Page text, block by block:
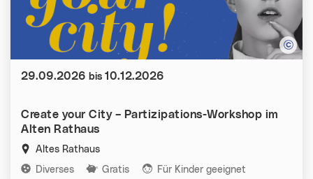
Create your City – Partizipations-Workshop im
Alten Rathaus
Altes Rathaus
Kategorien:
Diverses Gratis Für Kinder geeignet
Datum:
29.09.2026 bis 10.12.2026